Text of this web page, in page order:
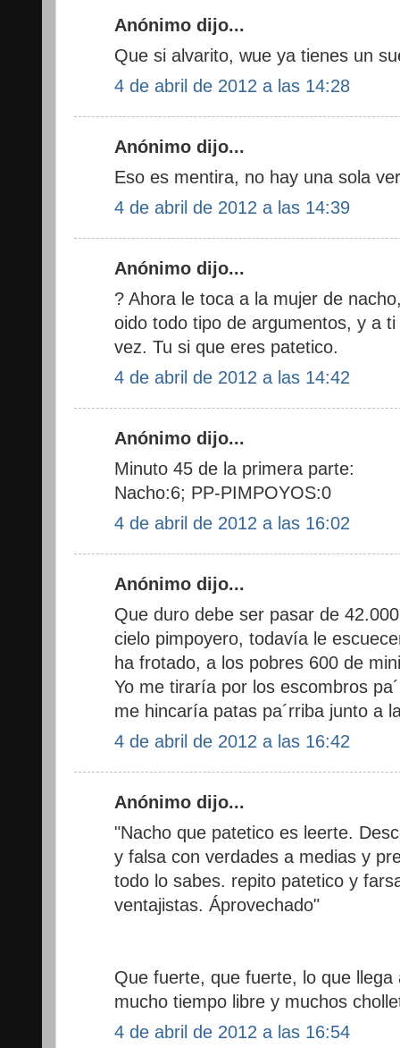
Anónimo dijo...
Que si alvarito, wue ya tienes un
4 de abril de 2012 a las 14:28
Anónimo dijo...
Eso es mentira, no hay una sola
4 de abril de 2012 a las 14:39
Anónimo dijo...
? Ahora le toca a la mujer de
oido todo tipo de argumentos, y a
vez. Tu si que eres patetico.
4 de abril de 2012 a las 14:42
Anónimo dijo...
Minuto 45 de la primera parte:
Nacho:6; PP-PIMPOYOS:0
4 de abril de 2012 a las 16:02
Anónimo dijo...
Que duro debe ser pasar de
cielo pimpoyero, todavía le
ha frotado, a los pobres 600 de
Yo me tiraría por los escombros
me hincaría patas pa´rriba junto a
4 de abril de 2012 a las 16:42
Anónimo dijo...
"Nacho que patetico es leerte.
y falsa con verdades a medias y
todo lo sabes. repito patetico y
ventajistas. Áprovechado"
Que fuerte, que fuerte, lo que
mucho tiempo libre y muchos
4 de abril de 2012 a las 16:54